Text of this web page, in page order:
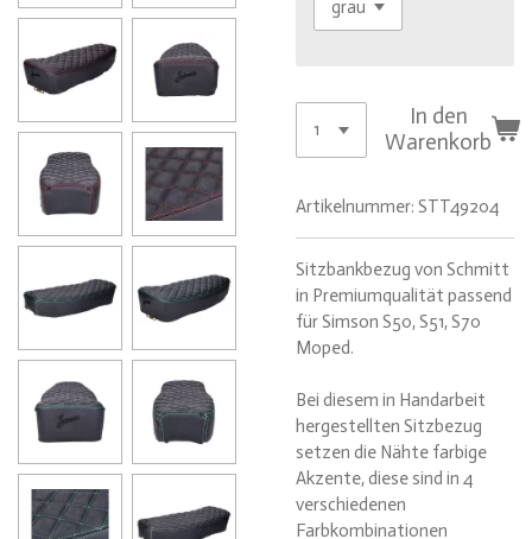
In den
Warenkorb
Artikelnummer: STT49204
Sitzbankbezug von Schmitt
in Premiumqualität passend
für Simson S50, S51, S70
Moped.
Bei diesem in Handarbeit
hergestellten Sitzbezug
setzen die Nähte farbige
Akzente, diese sind in 4
verschiedenen
Farbkombinationen